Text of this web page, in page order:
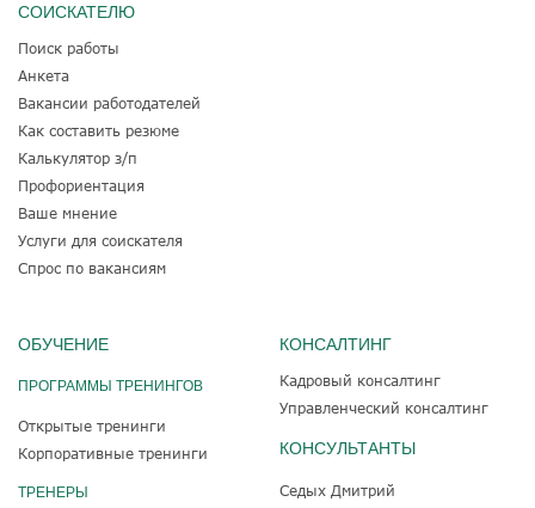
СОИСКАТЕЛЮ
Поиск работы
Анкета
Вакансии работодателей
Как составить резюме
Калькулятор з/п
Профориентация
Ваше мнение
Услуги для соискателя
Спрос по вакансиям
ОБУЧЕНИЕ
ПРОГРАММЫ ТРЕНИНГОВ
Открытые тренинги
Корпоративные тренинги
ТРЕНЕРЫ
КОНСАЛТИНГ
Кадровый консалтинг
Управленческий консалтинг
КОНСУЛЬТАНТЫ
Седых Дмитрий